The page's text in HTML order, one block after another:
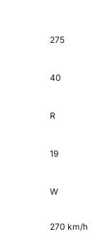
275
40
R
19
W
270 km/h